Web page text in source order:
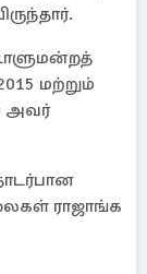
மற்றும்
அவர்
ராஜாங்க